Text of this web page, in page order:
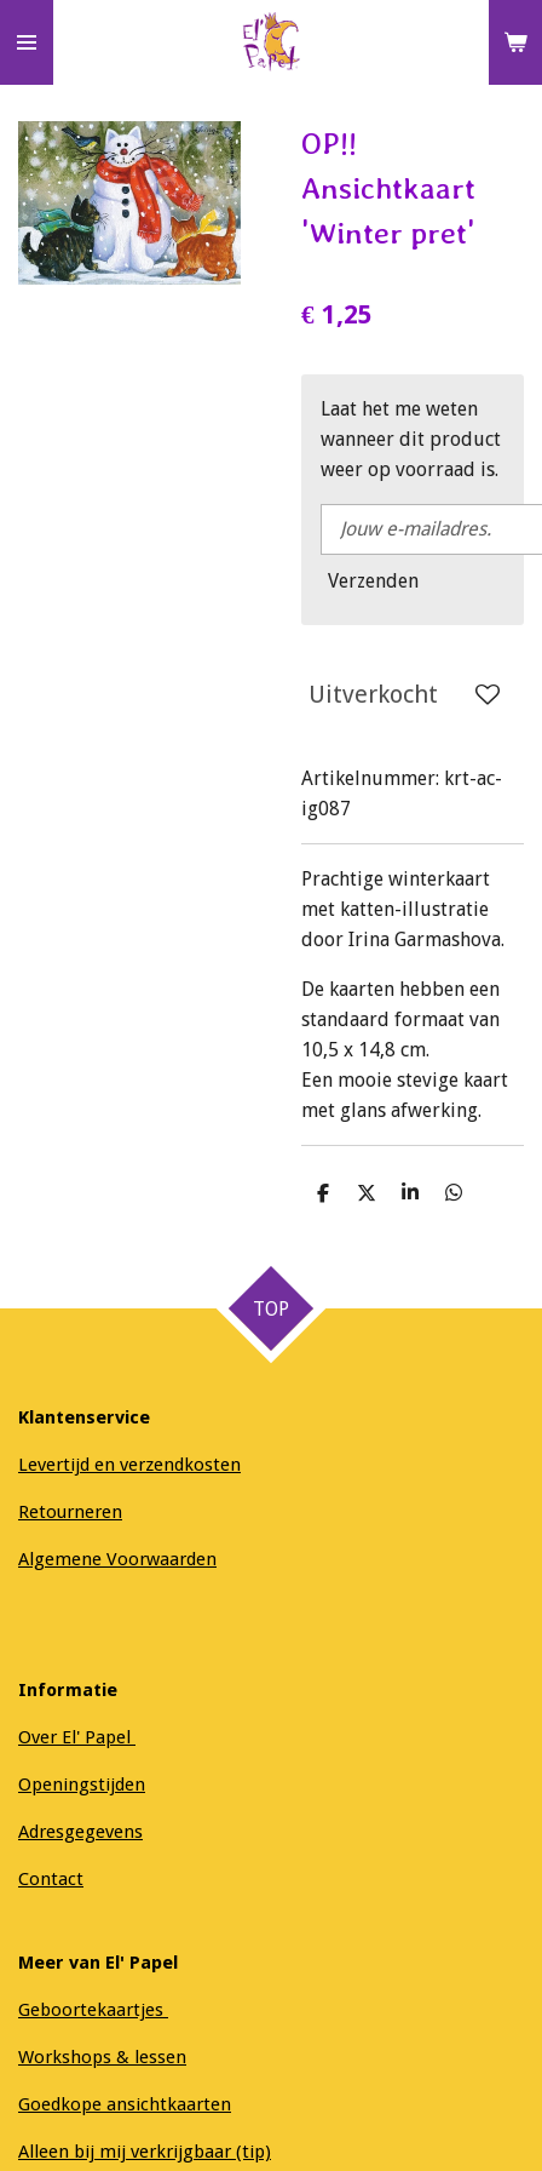
direct
naar
de
hoofdinhoud
OP!!
Ansichtkaart
'Winter pret'
€ 1,25
Laat het me weten
wanneer dit product
weer op voorraad is.
Verzenden
Uitverkocht
Artikelnummer: krt-ac-
ig087
Prachtige winterkaart
met katten-illustratie
door Irina Garmashova.
De kaarten hebben een
standaard formaat van
10,5 x 14,8 cm.
Een mooie stevige kaart
met glans afwerking.
D
D
S
D
TOP
Klantenservice
Levertijd en verzendkosten
Retourneren
Algemene Voorwaarden
Informatie
Over El' Papel
Openingstijden
Adresgegevens
Contact
Meer van El' Papel
Geboortekaartjes
Workshops & lessen
Goedkope ansichtkaarten
Alleen bij mij verkrijgbaar (tip)